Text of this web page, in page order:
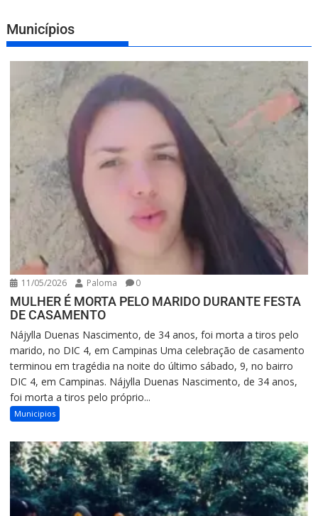
Municípios
11/05/2026 Paloma 0
MULHER É MORTA PELO MARIDO DURANTE FESTA
DE CASAMENTO
Nájylla Duenas Nascimento, de 34 anos, foi morta a tiros pelo
marido, no DIC 4, em Campinas Uma celebração de casamento
terminou em tragédia na noite do último sábado, 9, no bairro
DIC 4, em Campinas. Nájylla Duenas Nascimento, de 34 anos,
foi morta a tiros pelo próprio...
Municipios